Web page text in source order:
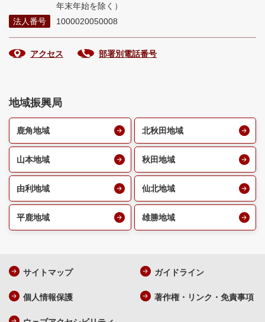
年末年始を除く）
法人番号
1000020050008
アクセス 部署別電話番号
地域振興局
鹿角地域 北秋田地域
山本地域 秋田地域
由利地域 仙北地域
平鹿地域 雄勝地域
サイトマップ ガイドライン
個人情報保護 著作権・リンク・免責事項